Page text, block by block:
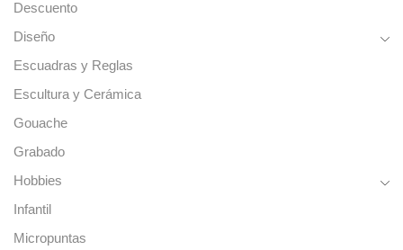
Descuento
Diseño
Escuadras y Reglas
Escultura y Cerámica
Gouache
Grabado
Hobbies
Infantil
Micropuntas